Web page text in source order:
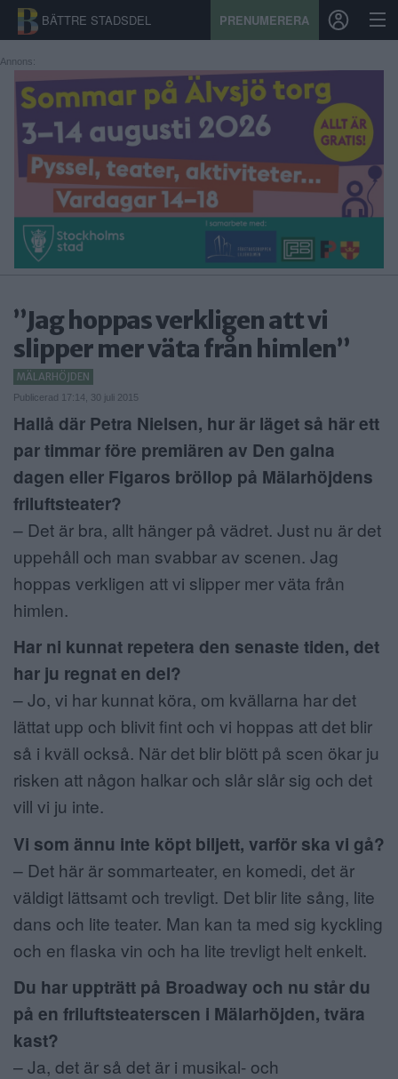
BÄTTRE STADSDEL PRENUMERERA
START
STADSDEL
PRENUMERATION
SPORT
ÅSIKTER
KALENDER
KONTAKT
SAMARBETEN
ANNONSERA
NÄRINGSLIV
MER
Annons:
”Jag hoppas verkligen att vi
slipper mer väta från himlen”
MÄLARHÖJDEN
Publicerad 17:14, 30 juli 2015
Hallå där Petra Nielsen, hur är läget så här ett
par timmar före premiären av Den galna
dagen eller Figaros bröllop på Mälarhöjdens
friluftsteater?
– Det är bra, allt hänger på vädret. Just nu är det
uppehåll och man svabbar av scenen. Jag
hoppas verkligen att vi slipper mer väta från
himlen.
Har ni kunnat repetera den senaste tiden, det
har ju regnat en del?
– Jo, vi har kunnat köra, om kvällarna har det
lättat upp och blivit fint och vi hoppas att det blir
så i kväll också. När det blir blött på scen ökar ju
risken att någon halkar och slår slår sig och det
vill vi ju inte.
Vi som ännu inte köpt biljett, varför ska vi gå?
– Det här är sommarteater, en komedi, det är
väldigt lättsamt och trevligt. Det blir lite sång, lite
dans och lite teater. Man kan ta med sig kyckling
och en flaska vin och ha lite trevligt helt enkelt.
Du har uppträtt på Broadway och nu står du
på en friluftsteaterscen i Mälarhöjden, tvära
kast?
– Ja, det är så det är i musikal- och